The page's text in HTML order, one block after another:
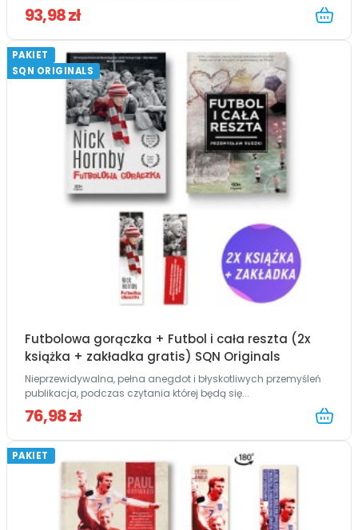
93,98 zł
PAKIET
SQN ORIGINALS
Futbolowa gorączka + Futbol i cała reszta (2x
książka + zakładka gratis) SQN Originals
Nieprzewidywalna, pełna anegdot i błyskotliwych przemyśleń
publikacja, podczas czytania której będą się...
76,98 zł
PAKIET